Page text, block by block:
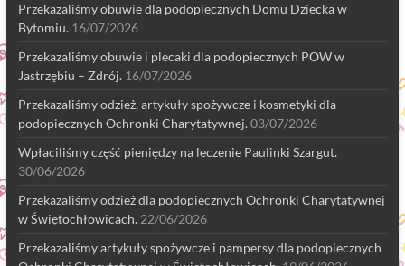
Przekazaliśmy obuwie dla podopiecznych Domu Dziecka w
Bytomiu. 16/07/2026
Przekazaliśmy obuwie i plecaki dla podopiecznych POW w
Jastrzębiu – Zdrój. 16/07/2026
Przekazaliśmy odzież, artykuły spożywcze i kosmetyki dla
podopiecznych Ochronki Charytatywnej. 03/07/2026
Wpłaciliśmy część pieniędzy na leczenie Paulinki Szargut.
30/06/2026
Przekazaliśmy odzież dla podopiecznych Ochronki Charytatywnej
w Świętochłowicach. 22/06/2026
Przekazaliśmy artykuły spożywcze i pampersy dla podopiecznych